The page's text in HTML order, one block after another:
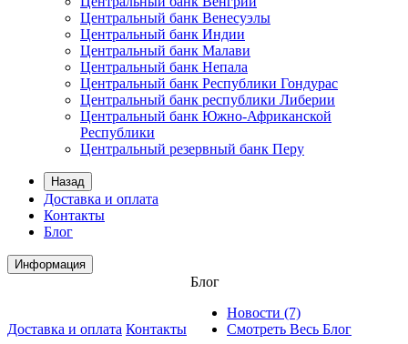
Центральный банк Венесуэлы
Центральный банк Индии
Центральный банк Малави
Центральный банк Непала
Центральный банк Республики Гондурас
Центральный банк республики Либерии
Центральный банк Южно-Африканской
Республики
Центральный резервный банк Перу
Назад
Доставка и оплата
Контакты
Блог
Информация
Доставка и оплата Контакты
Блог
Новости (7)
Смотреть Весь Блог